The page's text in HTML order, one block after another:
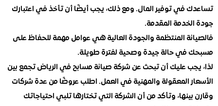
في توفير المال. ومع ذلك، يجب أيضًا أن تأخذ في اعتبارك
المقدمة.
المنتظمة والجودة العالية هي عوامل مهمة للحفاظ على
في حالة جيدة وصحية لفترة طويلة.
عليك أن تبحث عن شركة صيانة مسابح في الرياض تجمع بين
المعقولة والمهنية في العمل. اطلب عروضًا من عدة شركات
وتأكد من أن الشركة التي تختارها تلبي احتياجاتك